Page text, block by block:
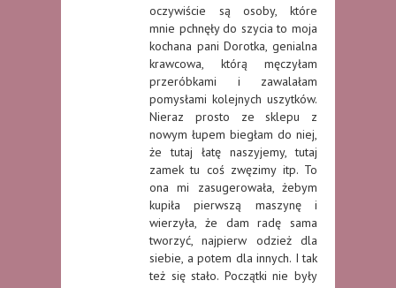
oczywiście są osoby, które
mnie pchnęły do szycia to moja
kochana pani Dorotka, genialna
krawcowa, którą męczyłam
przeróbkami i zawalałam
pomysłami kolejnych uszytków.
Nieraz prosto ze sklepu z
nowym łupem biegłam do niej,
że tutaj łatę naszyjemy, tutaj
zamek tu coś zwęzimy itp. To
ona mi zasugerowała, żebym
kupiła pierwszą maszynę i
wierzyła, że dam radę sama
tworzyć, najpierw odzież dla
siebie, a potem dla innych. I tak
też się stało. Początki nie były